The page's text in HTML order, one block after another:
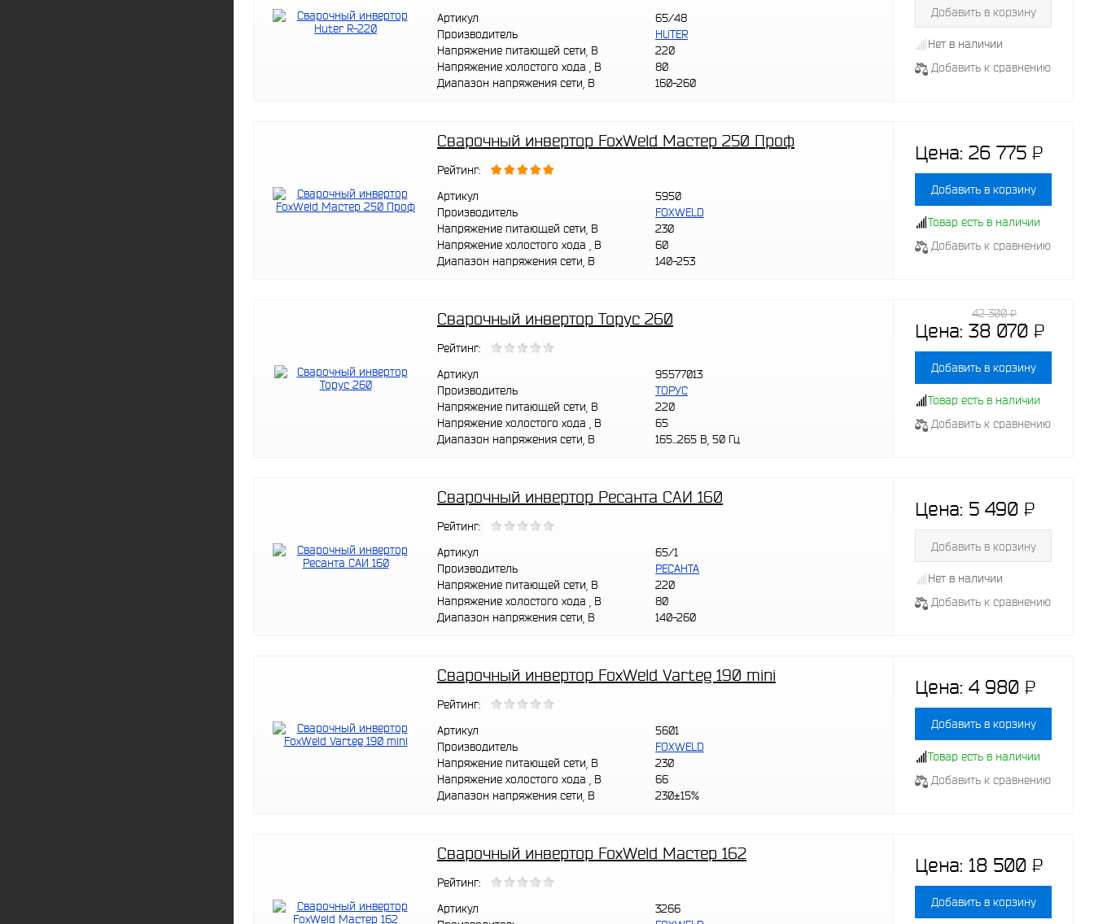
Артикул
65/48
Производитель
HUTER
Напряжение питающей сети, В
220
Напряжение холостого хода , В
80
Диапазон напряжения сети, В
160-260
Добавить в корзину
Нет в наличии
Добавить к сравнению
Сварочный инвертор FoxWeld Мастер 250 Проф
Рейтинг:
Артикул
5950
Производитель
FOXWELD
Напряжение питающей сети, В
230
Напряжение холостого хода , В
60
Диапазон напряжения сети, В
140-253
Цена: 26 775 P
-
Добавить в корзину
Товар есть в наличии
Добавить к сравнению
Сварочный инвертор Торус 260
Рейтинг:
Артикул
95577013
Производитель
ТОРУС
Напряжение питающей сети, В
220
Напряжение холостого хода , В
65
Диапазон напряжения сети, В
165...265 В, 50 Гц
Цена: 38 070 P
-
42 300P
-
Добавить в корзину
Товар есть в наличии
Добавить к сравнению
Сварочный инвертор Ресанта САИ 160
Рейтинг:
Артикул
65/1
Производитель
РЕСАНТА
Напряжение питающей сети, В
220
Напряжение холостого хода , В
80
Диапазон напряжения сети, В
140-260
Цена: 5 490 P
-
Добавить в корзину
Нет в наличии
Добавить к сравнению
Сварочный инвертор FoxWeld Varteg 190 mini
Рейтинг:
Артикул
5601
Производитель
FOXWELD
Напряжение питающей сети, В
230
Напряжение холостого хода , В
66
Диапазон напряжения сети, В
230±15%
Цена: 4 980 P
-
Добавить в корзину
Товар есть в наличии
Добавить к сравнению
Сварочный инвертор FoxWeld Мастер 162
Рейтинг:
Артикул
3266
Цена: 18 500 P
-
Добавить в корзину